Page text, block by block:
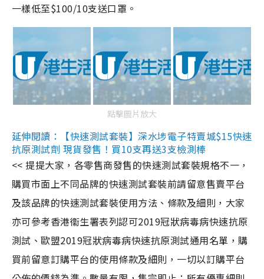
一樣低至$100/10支送口罩。
點擊圖片放大
延伸閱讀：【快速測試套裝】深水埗電子特賣城$15快速
抗原測試劑 現貨發售！買10支再送3支檢測棒
<< 提提大家，各零售商發售的快速測試套裝規格不一，
購買市面上不同品牌的快速測試套裝前請留意售賣平台
及該品牌的快速測試套裝使用方法、條款及細則，大家
亦可參考香港衞生署表列認可2019冠狀病毒病快速抗原
測試、歐盟2019冠狀病毒病快速抗原測試通用名單，購
買前留意訂購平台的使用條款及細則，一切以訂購平台